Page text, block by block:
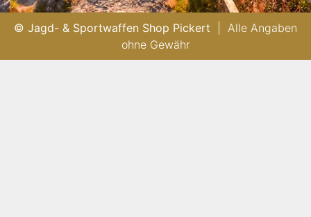
© Jagd- & Sportwaffen Shop Pickert | Alle Angaben
ohne Gewähr